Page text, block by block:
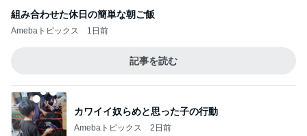
組み合わせた休日の簡単な朝ご飯
Amebaトピックス 1日前
記事を読む
カワイイ奴らめと思った子の行動
Amebaトピックス 2日前